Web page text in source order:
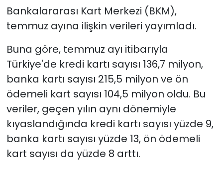
Bankalararası Kart Merkezi (BKM),
temmuz ayına ilişkin verileri yayımladı.
Buna göre, temmuz ayı itibarıyla
Türkiye'de kredi kartı sayısı 136,7 milyon,
banka kartı sayısı 215,5 milyon ve ön
ödemeli kart sayısı 104,5 milyon oldu. Bu
veriler, geçen yılın aynı dönemiyle
kıyaslandığında kredi kartı sayısı yüzde 9,
banka kartı sayısı yüzde 13, ön ödemeli
kart sayısı da yüzde 8 arttı.